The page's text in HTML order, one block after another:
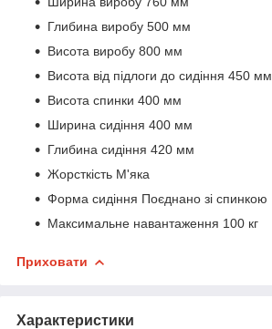
Глибина виробу 500 мм
Висота виробу 800 мм
Висота від підлоги до сидіння 450 мм
Висота спинки 400 мм
Ширина сидіння 400 мм
Глибина сидіння 420 мм
Жорсткість М'яка
Форма сидіння Поєднано зі спинкою
Максимальне навантаження 100 кг
Приховати
Характеристики